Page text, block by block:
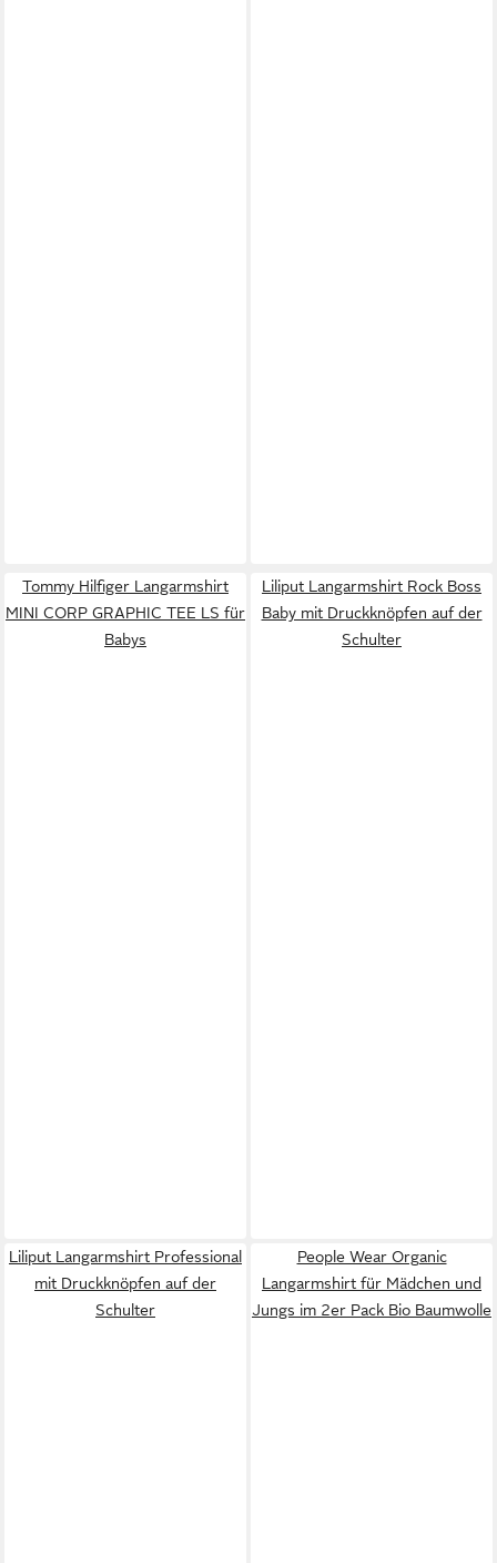
Tommy Hilfiger Langarmshirt
MINI CORP GRAPHIC TEE LS für
Babys
Liliput Langarmshirt Rock Boss
Baby mit Druckknöpfen auf der
Schulter
Liliput Langarmshirt Professional
mit Druckknöpfen auf der
Schulter
People Wear Organic
Langarmshirt für Mädchen und
Jungs im 2er Pack Bio Baumwolle